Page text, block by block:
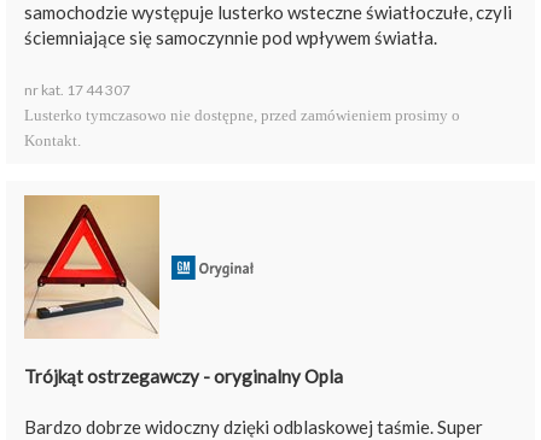
samochodzie występuje lusterko wsteczne światłoczułe, czyli
ściemniające się samoczynnie pod wpływem światła.
nr kat. 17 44 307
Lusterko tymczasowo nie dostępne, przed zamówieniem prosimy o
Kontakt.
Trójkąt ostrzegawczy - oryginalny Opla
Bardzo dobrze widoczny dzięki odblaskowej taśmie. Super